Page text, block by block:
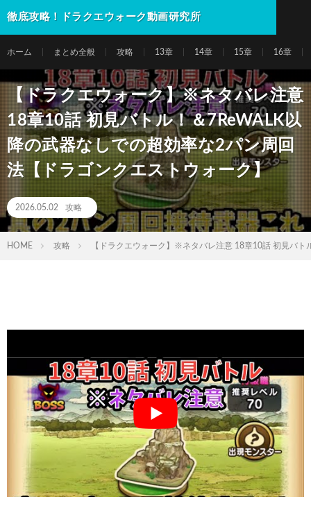
徹底攻略！ドラクエウォーク動画研究所
ホーム まとめ全般 攻略 13章 14章 15章 16章
【ドラクエウォーク】※ネタバレ注意
18章10話 初見バトル！＆7ReWALK以
降の武器なしでの超効率な2パン周回
法【ドラゴンクエストウォーク】
2026.05.02 攻略
HOME 攻略 【ドラクエウォーク】※ネタバレ注意 18章10話 初見バ